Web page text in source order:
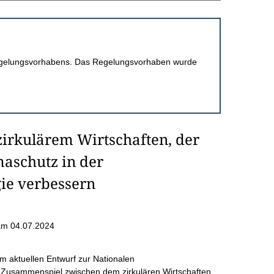
Das Regelungsvorhaben wurde
Wirtschaften, der
in der
verbessern
04.07.2024
aktuellen Entwurf zur Nationalen
zwischen dem zirkulären Wirtschaften,